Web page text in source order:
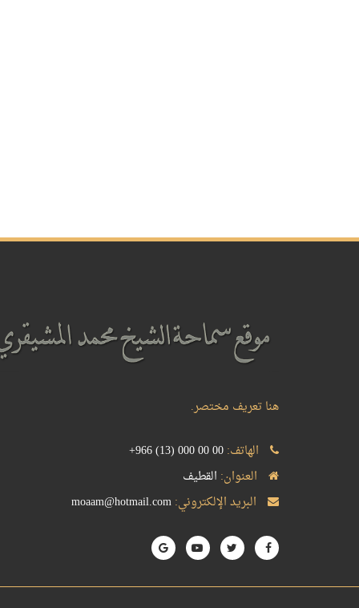
هنا تعريف مختصر.
الهاتف:+966 (13) 000 00 00
العنوان: القطيف
البريد الإلكتروني:moaam@hotmail.com